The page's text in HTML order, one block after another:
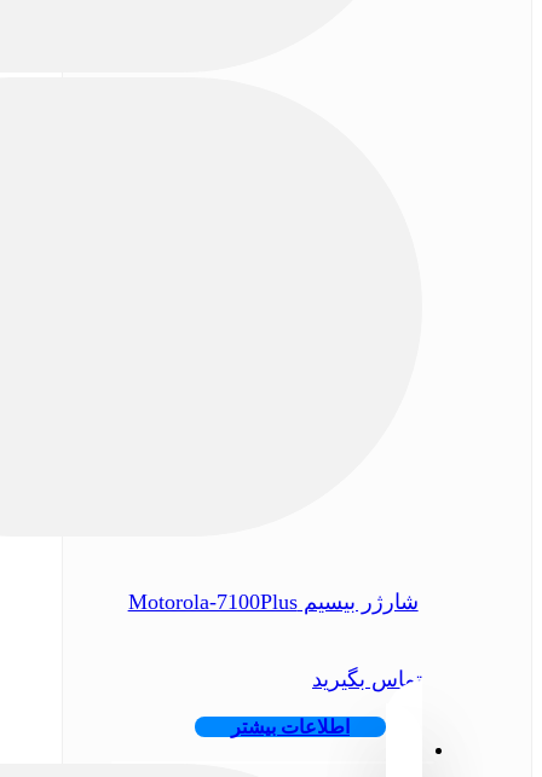
شارژر بیسیم Motorola-7100Plus
تماس بگیرید
اطلاعات بیشتر